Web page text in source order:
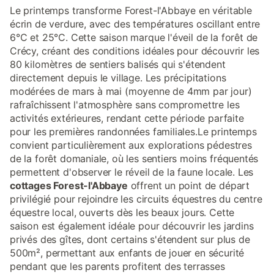
Le printemps transforme Forest-l'Abbaye en véritable
écrin de verdure, avec des températures oscillant entre
6°C et 25°C. Cette saison marque l'éveil de la forêt de
Crécy, créant des conditions idéales pour découvrir les
80 kilomètres de sentiers balisés qui s'étendent
directement depuis le village. Les précipitations
modérées de mars à mai (moyenne de 4mm par jour)
rafraîchissent l'atmosphère sans compromettre les
activités extérieures, rendant cette période parfaite
pour les premières randonnées familiales.Le printemps
convient particulièrement aux explorations pédestres
de la forêt domaniale, où les sentiers moins fréquentés
permettent d'observer le réveil de la faune locale. Les
cottages Forest-l'Abbaye offrent un point de départ
privilégié pour rejoindre les circuits équestres du centre
équestre local, ouverts dès les beaux jours. Cette
saison est également idéale pour découvrir les jardins
privés des gîtes, dont certains s'étendent sur plus de
500m², permettant aux enfants de jouer en sécurité
pendant que les parents profitent des terrasses